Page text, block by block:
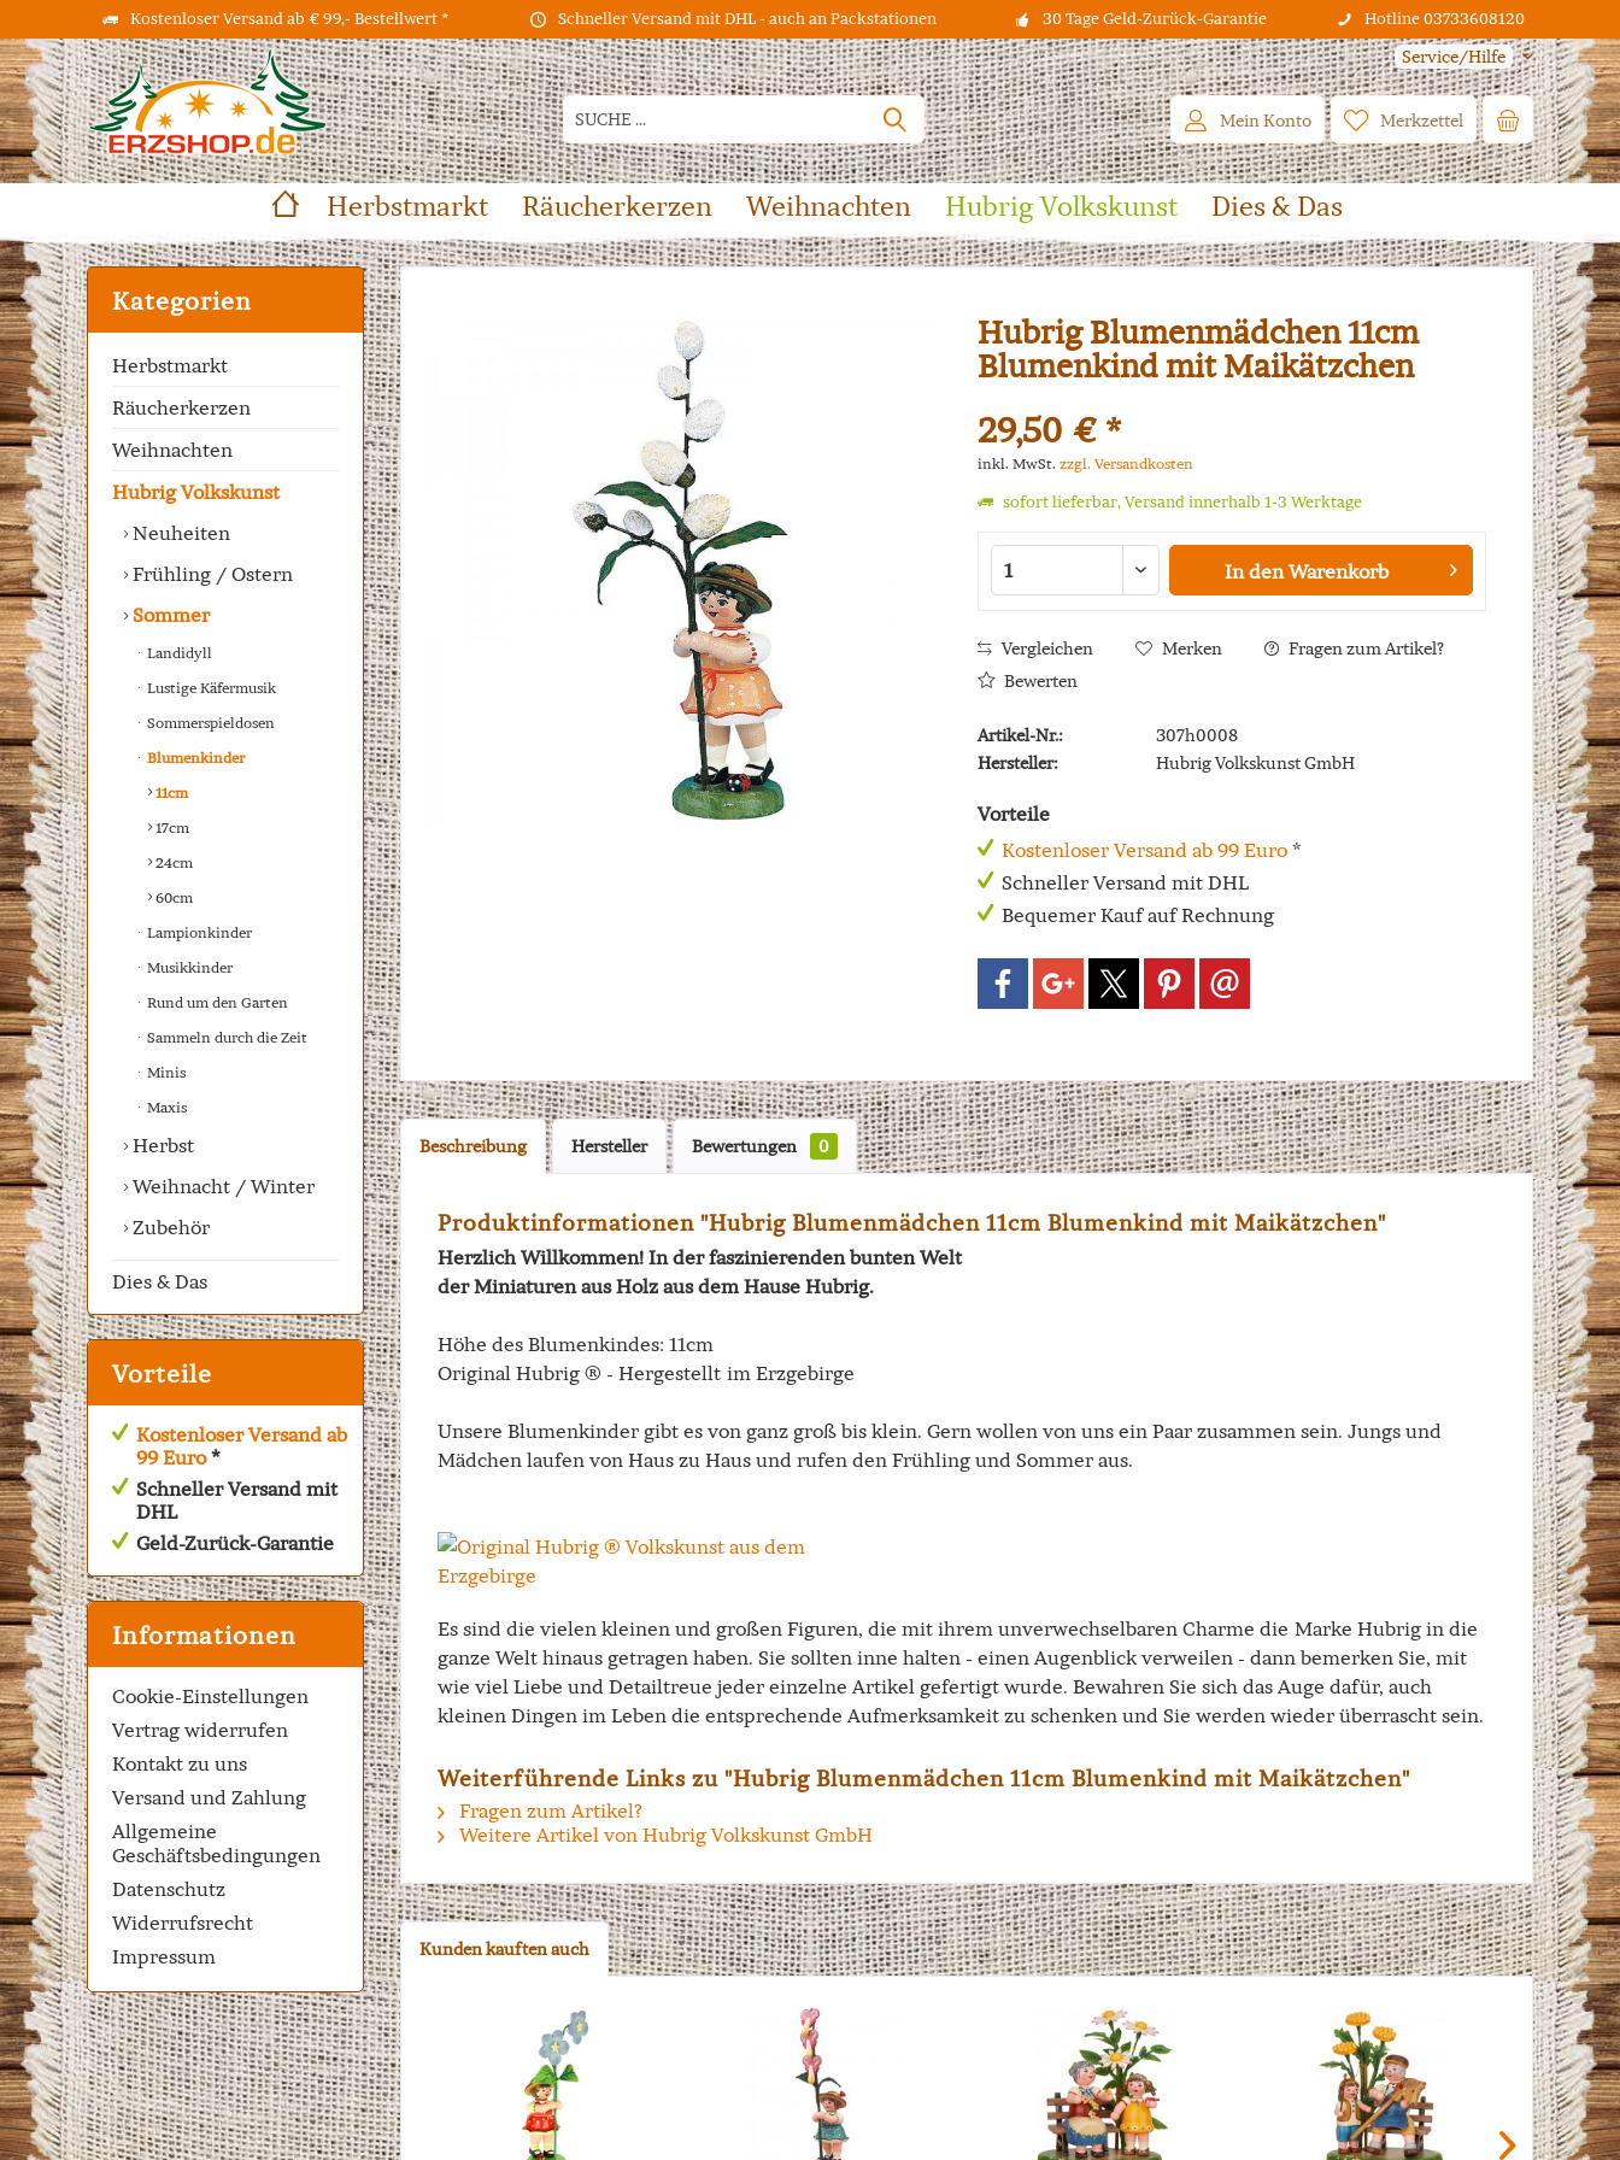
Kostenloser Versand ab € 99,- Bestellwert * Schneller Versand mit DHL - auch an Packstationen 30 Tage Geld-Zurück-Garantie Hotline 03733608120
Service/Hilfe
Merkzettel
Mein Konto
Herbstmarkt Räucherkerzen Weihnachten Hubrig Volkskunst Dies & Das
Kategorien
Herbstmarkt
Räucherkerzen
Weihnachten
Hubrig Volkskunst
Neuheiten
Frühling / Ostern
Sommer
Landidyll
Lustige Käfermusik
Sommerspieldosen
Blumenkinder
11cm
17cm
24cm
60cm
Lampionkinder
Musikkinder
Rund um den Garten
Sammeln durch die Zeit
Minis
Maxis
Herbst
Weihnacht / Winter
Zubehör
Dies & Das
Vorteile
Kostenloser Versand ab
99 Euro*
Schneller Versand mit
DHL
Geld-Zurück-Garantie
Informationen
Cookie-Einstellungen
Vertrag widerrufen
Kontakt zu uns
Versand und Zahlung
Allgemeine
Geschäftsbedingungen
Datenschutz
Widerrufsrecht
Impressum
Hubrig Blumenmädchen 11cm
Blumenkind mit Maikätzchen
29,50 € *
inkl. MwSt. zzgl. Versandkosten
sofort lieferbar, Versand innerhalb 1-3 Werktage
In den Warenkorb
Vergleichen Merken
Fragen zum Artikel?
Bewerten
Artikel-Nr.:
307h0008
Hersteller:
Hubrig Volkskunst GmbH
Vorteile
Kostenloser Versand ab 99 Euro*
Schneller Versand mit DHL
Bequemer Kauf auf Rechnung
Beschreibung Hersteller Bewertungen 0
Produktinformationen "Hubrig Blumenmädchen 11cm Blumenkind mit Maikätzchen"
Herzlich Willkommen! In der faszinierenden bunten Welt
der Miniaturen aus Holz aus dem Hause Hubrig.
Höhe des Blumenkindes: 11cm
Original Hubrig ® - Hergestellt im Erzgebirge
Unsere Blumenkinder gibt es von ganz groß bis klein. Gern wollen von uns ein Paar zusammen sein. Jungs und
Mädchen laufen von Haus zu Haus und rufen den Frühling und Sommer aus.
Es sind die vielen kleinen und großen Figuren, die mit ihrem unverwechselbaren Charme die Marke Hubrig in die
ganze Welt hinaus getragen haben. Sie sollten inne halten - einen Augenblick verweilen - dann bemerken Sie, mit
wie viel Liebe und Detailtreue jeder einzelne Artikel gefertigt wurde. Bewahren Sie sich das Auge dafür, auch
kleinen Dingen im Leben die entsprechende Aufmerksamkeit zu schenken und Sie werden wieder überrascht sein.
Weiterführende Links zu "Hubrig Blumenmädchen 11cm Blumenkind mit Maikätzchen"
Fragen zum Artikel?
Weitere Artikel von Hubrig Volkskunst GmbH
Kunden kauften auch